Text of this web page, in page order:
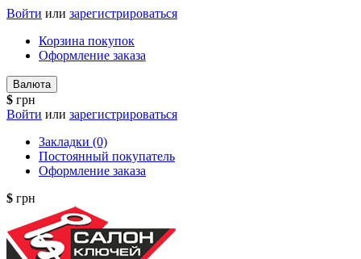
Войти или зарегистрироваться
Корзина покупок
Оформление заказа
Валюта
$ грн
Войти или зарегистрироваться
Закладки (0)
Постоянный покупатель
Оформление заказа
$ грн